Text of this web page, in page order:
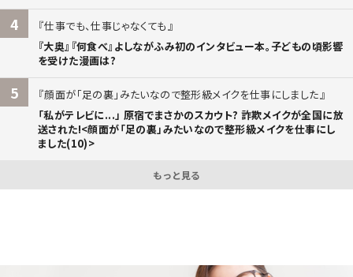
4
仕事でも、仕事じゃなくても
『大奥』『何食べ』よしながふみ初のインタビュー本。子どもの頃影響
を受けた漫画は?
5
顔面が「足の裏」みたいなので整形級メイクを仕事にしました
「私がテレビに...」 原宿でまさかのスカウト? 詐欺メイクが全国に放
送された!<顔面が「足の裏」みたいなので整形級メイクを仕事にし
ました(10)>
もっと見る